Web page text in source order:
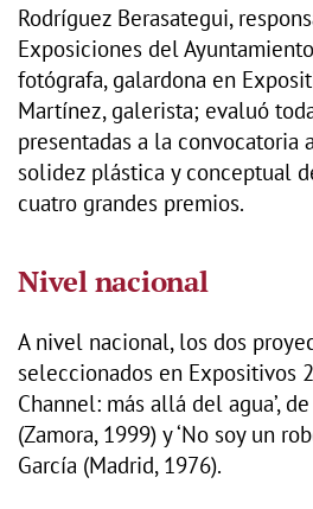
Rodríguez Berasategui,
Exposiciones del
fotógrafa, galardona en
Martínez, galerista; evaluó
presentadas a la convocatoria
solidez plástica y conceptual
cuatro grandes premios.
Nivel nacional
A nivel nacional, los dos
seleccionados en Expositivos
Channel: más allá del agua’,
(Zamora, 1999) y ‘No soy un
García (Madrid, 1976).